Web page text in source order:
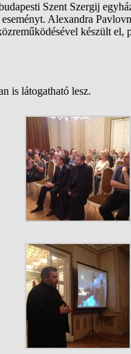
Szent Szergij
Alexandra
készült
is látogatható lesz.